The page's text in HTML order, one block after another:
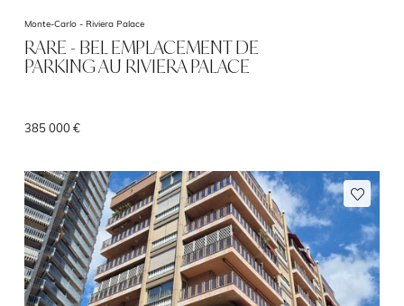
Monte-Carlo - Riviera Palace
RARE - BEL EMPLACEMENT DE
PARKING AU RIVIERA PALACE
385 000 €